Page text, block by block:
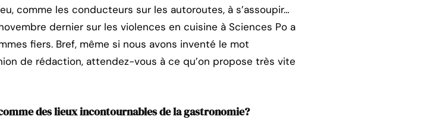
comme les conducteurs sur les autoroutes, à s’assoupir…
dernier sur les violences en cuisine à Sciences Po a
fiers. Bref, même si nous avons inventé le mot
de rédaction, attendez-vous à ce qu’on propose très vite
des lieux incontournables de la gastronomie?